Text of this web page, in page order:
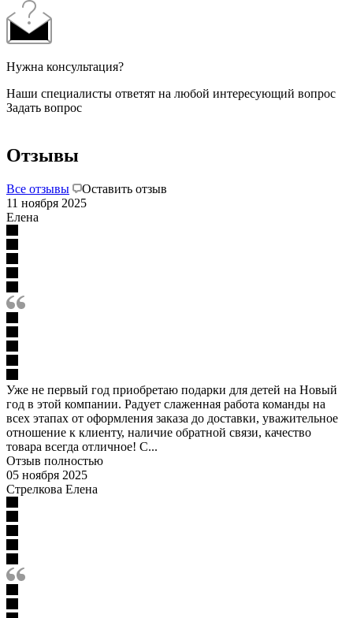
Нужна консультация?
Наши специалисты ответят на любой интересующий вопрос
Задать вопрос
Отзывы
Все отзывы
Оставить отзыв
11 ноября 2025
Елена
Уже не первый год приобретаю подарки для детей на Новый
год в этой компании. Радует слаженная работа команды на
всех этапах от оформления заказа до доставки, уважительное
отношение к клиенту, наличие обратной связи, качество
товара всегда отличное! С...
Отзыв полностью
05 ноября 2025
Стрелкова Елена